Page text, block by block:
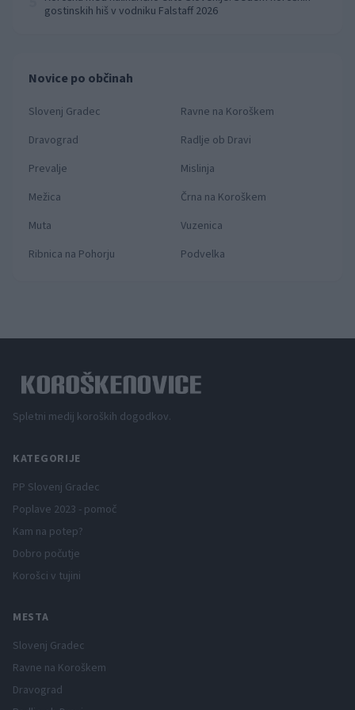
gostinskih hiš v vodniku Falstaff 2026
Novice po občinah
Slovenj Gradec
Ravne na Koroškem
Dravograd
Radlje ob Dravi
Prevalje
Mislinja
Mežica
Črna na Koroškem
Muta
Vuzenica
Ribnica na Pohorju
Podvelka
Spletni medij koroških dogodkov.
KATEGORIJE
PP Slovenj Gradec
Poplave 2023 - pomoč
Kam na potep?
Dobro počutje
Korošci v tujini
MESTA
Slovenj Gradec
Ravne na Koroškem
Dravograd